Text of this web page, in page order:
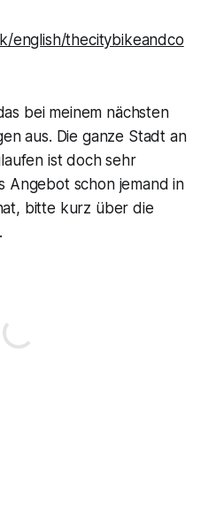
english/thecitybikeandco
bei meinem nächsten
aus. Die ganze Stadt an
ist doch sehr
Angebot schon jemand in
bitte kurz über die